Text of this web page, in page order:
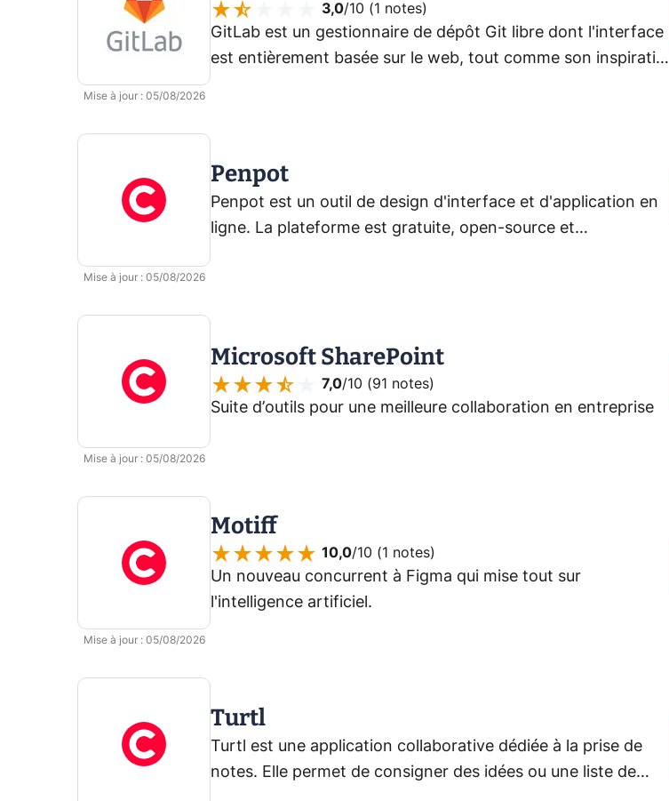
Mise à jour: 05/08/2026
3,0/10 (1 notes)
GitLab est un gestionnaire de dépôt Git libre dont l'interface
est entièrement basée sur le web, tout comme son inspiration
Mise à jour: 05/08/2026
Penpot
Penpot est un outil de design d'interface et d'application en
ligne. La plateforme est gratuite, open-source et
Mise à jour: 05/08/2026
Microsoft SharePoint
7,0/10 (91 notes)
Suite d’outils pour une meilleure collaboration en entreprise
Mise à jour: 05/08/2026
Motiff
10,0/10 (1 notes)
Un nouveau concurrent à Figma qui mise tout sur
l'intelligence artificiel.
Turtl
Turtl est une application collaborative dédiée à la prise de
notes. Elle permet de consigner des idées ou une liste de